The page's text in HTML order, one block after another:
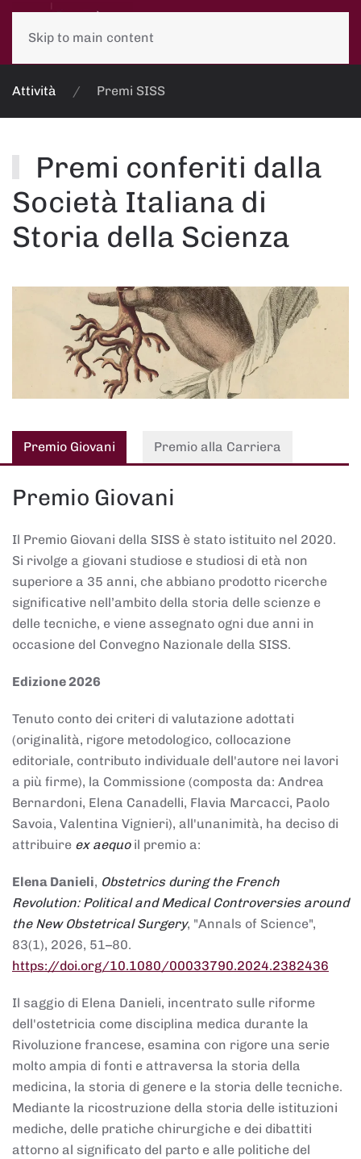
Skip to main content
Attività Premi SISS
Premi conferiti dalla
Società Italiana di
Storia della Scienza
Premio Giovani Premio alla Carriera
Premio Giovani
Il Premio Giovani della SISS è stato istituito nel 2020.
Si rivolge a giovani studiose e studiosi di età non
superiore a 35 anni, che abbiano prodotto ricerche
significative nell’ambito della storia delle scienze e
delle tecniche, e viene assegnato ogni due anni in
occasione del Convegno Nazionale della SISS.
Edizione 2026
Tenuto conto dei criteri di valutazione adottati
(originalità, rigore metodologico, collocazione
editoriale, contributo individuale dell'autore nei lavori
a più firme), la Commissione (composta da: Andrea
Bernardoni, Elena Canadelli, Flavia Marcacci, Paolo
Savoia, Valentina Vignieri), all'unanimità, ha deciso di
attribuire ex aequoil premio a:
Elena Danieli, Obstetrics during the French
Revolution: Political and Medical Controversies around
the New Obstetrical Surgery, "Annals of Science",
83(1), 2026, 51–80.
https://doi.org/10.1080/00033790.2024.2382436
Il saggio di Elena Danieli, incentrato sulle riforme
dell'ostetricia come disciplina medica durante la
Rivoluzione francese, esamina con rigore una serie
molto ampia di fonti e attraversa la storia della
medicina, la storia di genere e la storia delle tecniche.
Mediante la ricostruzione della storia delle istituzioni
mediche, delle pratiche chirurgiche e dei dibattiti
attorno al significato del parto e alle politiche del